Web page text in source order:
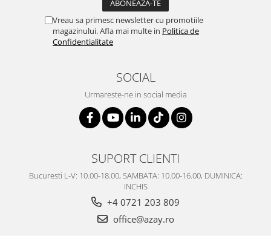
Vreau sa primesc newsletter cu promotiile
magazinului. Afla mai multe in Politica de
Confidentialitate
SOCIAL
Urmareste-ne in social media
SUPORT CLIENTI
Bucuresti L-V: 10.00-18.00, SAMBATA: 10.00-16.00, DUMINICA:
INCHIS
+4 0721 203 809
office@azay.ro